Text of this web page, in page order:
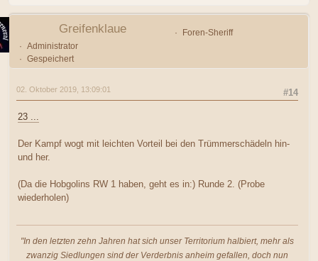
Greifenklaue
Foren-Sheriff
Administrator
Gespeichert
#14
02. Oktober 2019, 13:09:01
23 ...
Der Kampf wogt mit leichten Vorteil bei den Trümmerschädeln hin-
und her.
(Da die Hobgolins RW 1 haben, geht es in:) Runde 2. (Probe
wiederholen)
"In den letzten zehn Jahren hat sich unser Territorium halbiert, mehr als
zwanzig Siedlungen sind der Verderbnis anheim gefallen, doch nun